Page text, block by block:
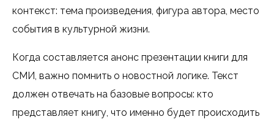
контекст: тема произведения, фигура автора, место
события в культурной жизни.
Когда составляется анонс презентации книги для
СМИ, важно помнить о новостной логике. Текст
должен отвечать на базовые вопросы: кто
представляет книгу, что именно будет происходить